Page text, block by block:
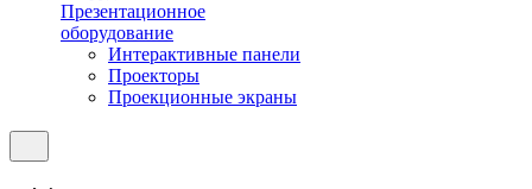
Презентационное
оборудование
Интерактивные панели
Проекторы
Проекционные экраны